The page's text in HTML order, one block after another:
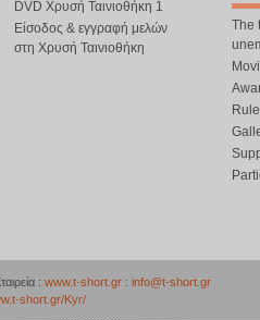
DVD Χρυσή Ταινιοθήκη 1
Είσοδος & εγγραφή μελών
στη Χρυσή Ταινιοθήκη
The
: www.t-short.gr : info@t-short.gr
short.gr/Kyr/